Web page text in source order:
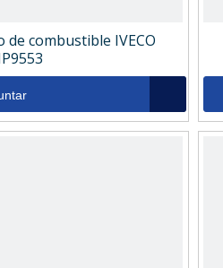
de combustible IVECO